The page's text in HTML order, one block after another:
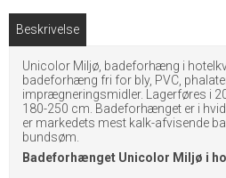
Beskrivelse
Unicolor Miljø, badeforhæng i
badeforhæng fri for bly, PVC,
imprægneringsmidler. Lagerføres i
180-250 cm. Badeforhænget er i
er markedets mest kalk-afvisende
bundsøm.
Badeforhænget Unicolor Miljø i